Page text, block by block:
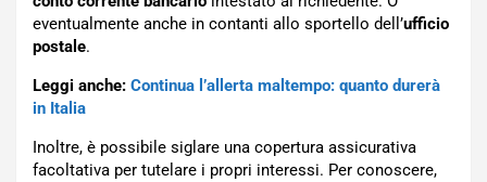
eventualmente anche in contanti allo sportello dell’ufficio
postale.
Leggi anche: Continua l’allerta maltempo: quanto durerà
in Italia
Inoltre, è possibile siglare una copertura assicurativa
facoltativa per tutelare i propri interessi. Per conoscere,